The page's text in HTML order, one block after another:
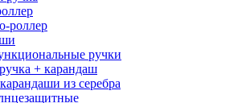
роллер
ручки
+ карандаш
из серебра